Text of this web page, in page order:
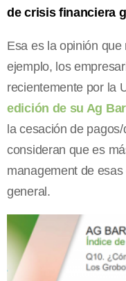
de crisis financiera
Esa es la opinión
ejemplo, los
recientemente por la
edición de su Ag
la cesación de
consideran que es
management de
general.